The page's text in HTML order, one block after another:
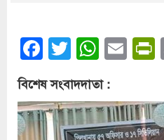
Facebook
Twitter
বিশেষ সংবাদদাতা :